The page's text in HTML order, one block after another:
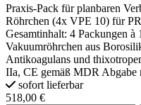
Praxis-Pack für planbaren
Röhrchen (4x VPE 10) für
Gesamtinhalt: 4 Packungen
Vakuumröhrchen aus
Antikoagulans und
IIa, CE gemäß MDR Abgabe
sofort lieferbar
518,00 €